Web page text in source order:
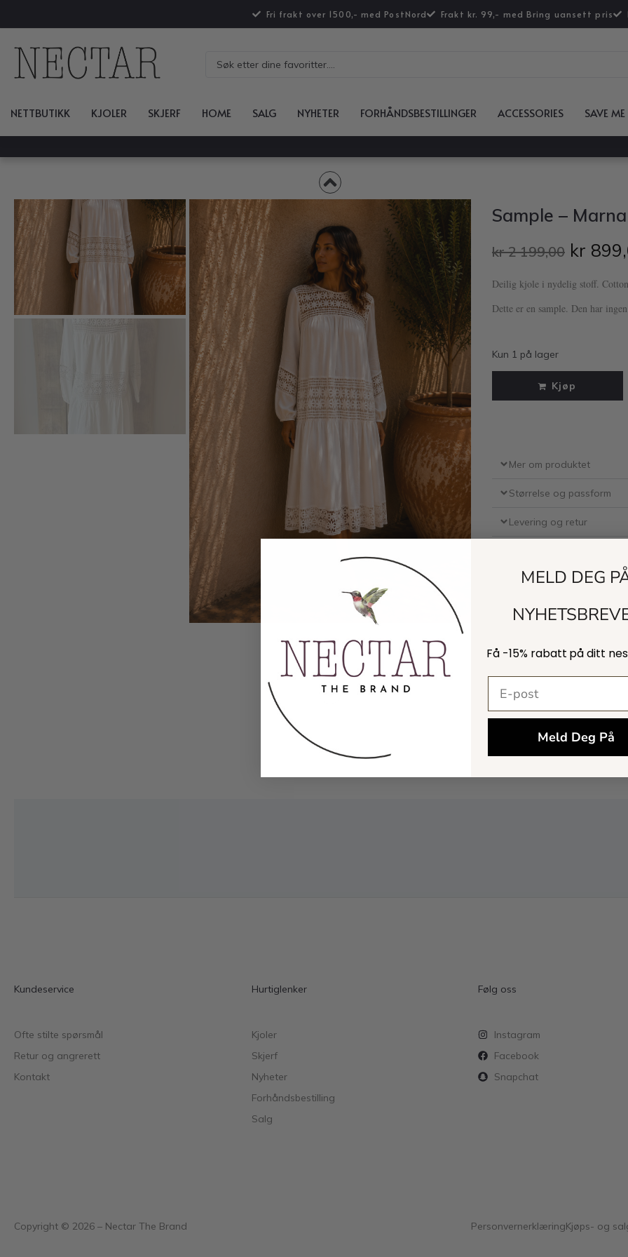
Fri frakt over 1500,- med PostNord Frakt kr. 99,- med Bring uansett pris
NETTBUTIKK KJOLER SKJERF HOME SALG NYHETER FORHÅNDSBESTILLINGER ACCESSORIES SAVE ME
Sample –
kr2 199,00 kr
Deilig kjole i nydelig stoff. Cotton
Dette er en sample. Den har
Kun 1 på lager
Kjøp
Mer om produktet
Størrelse og passform
Levering og retur
Kundeservice
Ofte stilte spørsmål
Retur og angrerett
Kontakt
Hurtiglenker
Kjoler
Skjerf
Nyheter
Forhåndsbestilling
Salg
Følg oss
Instagram
Facebook
Snapchat
Copyright © 2026 – Nectar The Brand PersonvernerklæringKjøps- og
MELD DEG
Få -15% rabatt på ditt
Meld Deg På